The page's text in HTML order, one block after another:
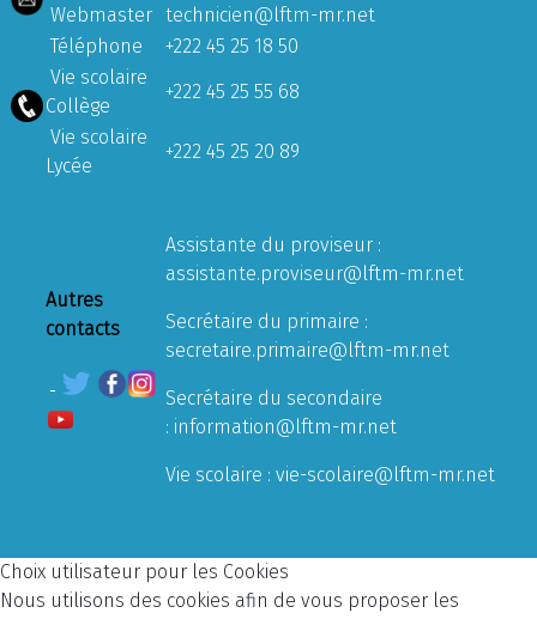
Webmaster technicien@lftm-mr.net
Téléphone
+222 45 25 18 50
Vie scolaire
Collège
+222 45 25 55 68
Vie scolaire
Lycée
+222 45 25 20 89
Autres
contacts
Assistante du proviseur :
assistante.proviseur@lftm-mr.net
Secrétaire du primaire :
secretaire.primaire@lftm-mr.net
Secrétaire du secondaire
: information@lftm-mr.net
Vie scolaire : vie-scolaire@lftm-mr.net
Choix utilisateur pour les Cookies
Nous utilisons des cookies afin de vous proposer les